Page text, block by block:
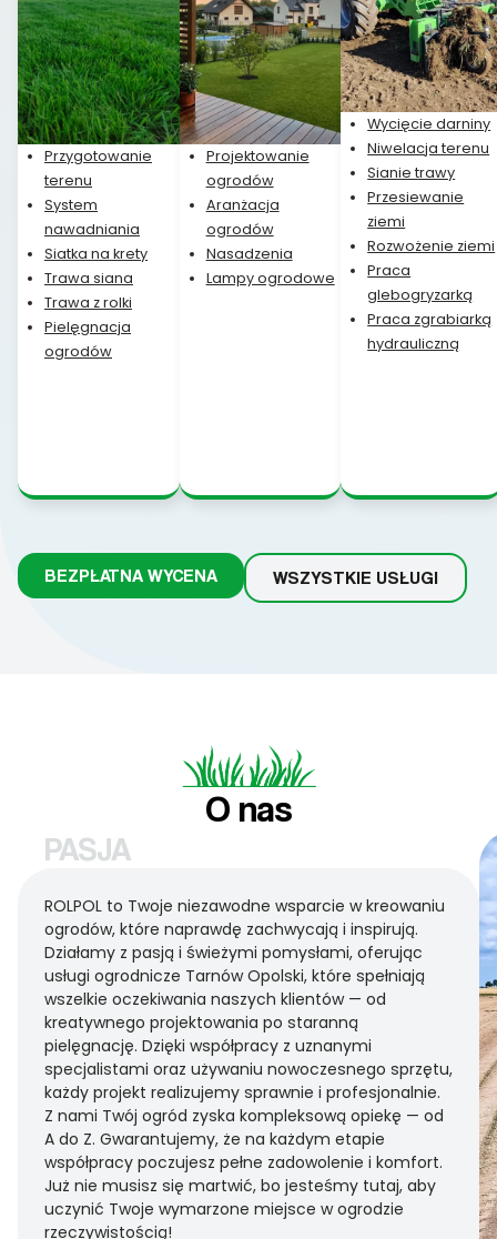
Przygotowanie
terenu
System
nawadniania
Siatka na krety
Trawa siana
Trawa z rolki
Pielęgnacja
ogrodów
Projektowanie
ogrodów
Aranżacja
ogrodów
Nasadzenia
Lampy ogrodowe
Wycięcie darniny
Niwelacja terenu
Sianie trawy
Przesiewanie
ziemi
Rozwożenie ziemi
Praca
glebogryzarką
Praca zgrabiarką
hydrauliczną
BEZPŁATNA WYCENA WSZYSTKIE USŁUGI
O nas
PASJA
ROLPOL to Twoje niezawodne wsparcie w kreowaniu
ogrodów, które naprawdę zachwycają i inspirują.
Działamy z pasją i świeżymi pomysłami, oferując
usługi ogrodnicze Tarnów Opolski, które spełniają
wszelkie oczekiwania naszych klientów — od
kreatywnego projektowania po staranną
pielęgnację. Dzięki współpracy z uznanymi
specjalistami oraz używaniu nowoczesnego sprzętu,
każdy projekt realizujemy sprawnie i profesjonalnie.
Z nami Twój ogród zyska kompleksową opiekę — od
A do Z. Gwarantujemy, że na każdym etapie
współpracy poczujesz pełne zadowolenie i komfort.
Już nie musisz się martwić, bo jesteśmy tutaj, aby
uczynić Twoje wymarzone miejsce w ogrodzie
rzeczywistością!